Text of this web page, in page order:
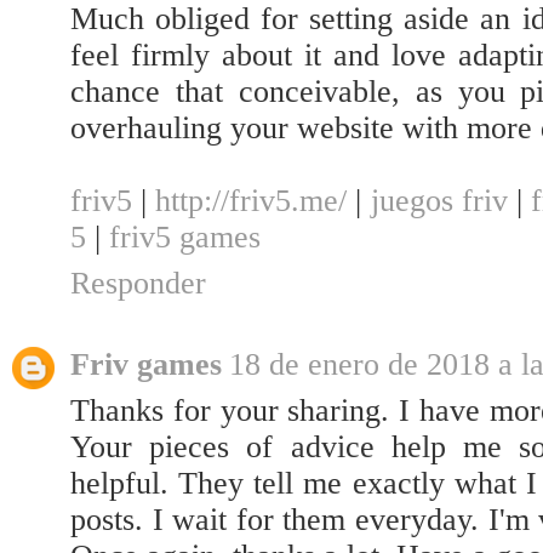
Much obliged for setting aside an
feel firmly about it and love
chance that conceivable, as you
overhauling your website with
friv5 |http://friv5.me/ | juegos friv|
5 | friv5 games
Responder
Friv games 18 de enero de 2018 a
Thanks for your sharing. I have
Your pieces of advice help me
helpful. They tell me exactly what
posts. I wait for them everyday.